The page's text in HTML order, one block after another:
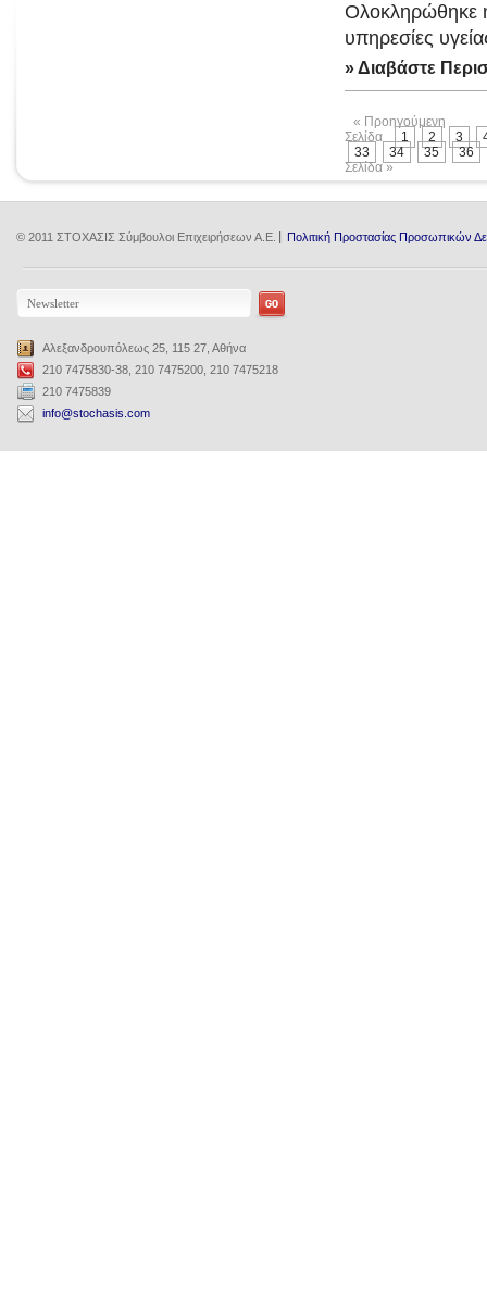
Ολοκληρώθηκε η
υπηρεσίες
» Διαβάστε
« Προηγούμενη
Σελίδα
1 2 3
33
34 35
36
Σελίδα »
© 2011 ΣΤΟΧΑΣΙΣ Σύμβουλοι Επιχειρήσεων Α.Ε. Πολιτική Προστασίας Προσωπικών
Αλεξανδρουπόλεως 25, 115 27, Αθήνα
210 7475830-38, 210 7475200, 210 7475218
210 7475839
info@stochasis.com